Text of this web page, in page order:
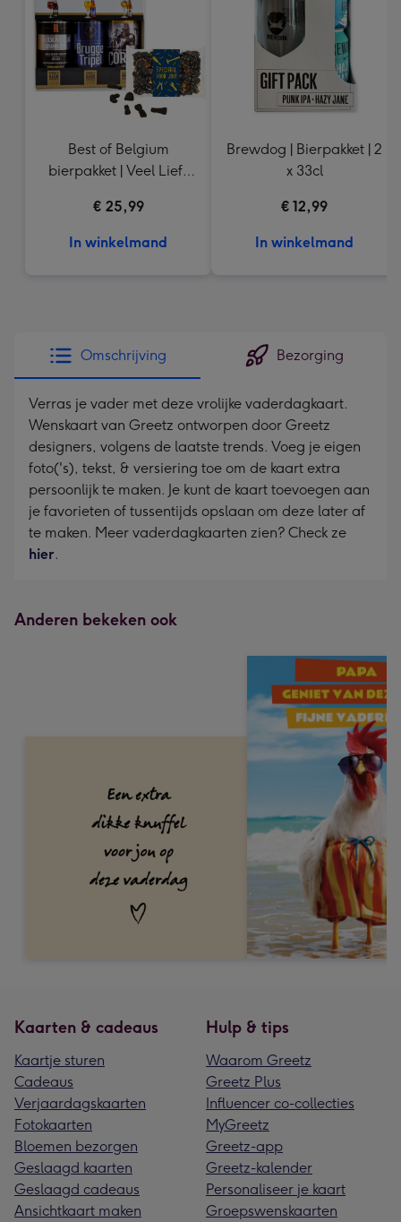
mm
Best of Belgium
bierpakket | Veel Liefs
€ 25,99
In winkelmand
Brewdog | Bierpakket | 2
x 33cl
€ 12,99
In winkelmand
Omschrijving Bezorging
Verras je vader met deze vrolijke vaderdagkaart.
Wenskaart van Greetz ontworpen door Greetz
designers, volgens de laatste trends. Voeg je eigen
foto('s), tekst, & versiering toe om de kaart extra
persoonlijk te maken. Je kunt de kaart toevoegen aan
je favorieten of tussentijds opslaan om deze later af
te maken. Meer vaderdagkaarten zien? Check ze
hier.
Anderen bekeken ook
Kaarten & cadeaus
Kaartje sturen
Cadeaus
Verjaardagskaarten
Fotokaarten
Bloemen bezorgen
Geslaagd kaarten
Geslaagd cadeaus
Ansichtkaart maken
Hulp & tips
Waarom Greetz
Greetz Plus
Influencer co-collecties
MyGreetz
Greetz-app
Greetz-kalender
Personaliseer je kaart
Groepswenskaarten